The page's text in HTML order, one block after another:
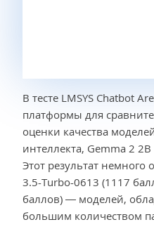
В тесте LMSYS Chatbot
платформы для
оценки качества
интеллекта, Gemma 2
Этот результат немного
3.5-Turbo-0613 (1117
баллов) — моделей,
большим количеством